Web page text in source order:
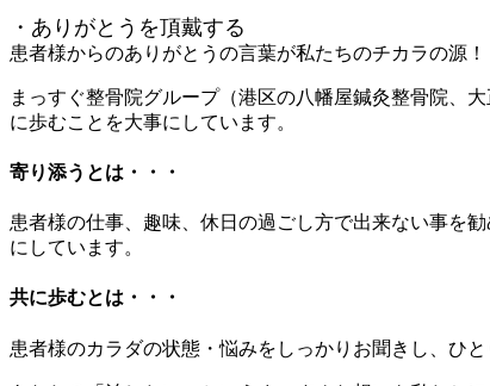
・ありがとうを頂戴する
患者様からのありがとうの言葉が私たちのチカラの源！
まっすぐ整骨院グループ（港区の八幡屋鍼灸整骨院、
に歩むことを大事にしています。
寄り添うとは・・・
患者様の仕事、趣味、休日の過ごし方で出来ない事を
にしています。
共に歩むとは・・・
患者様のカラダの状態・悩みをしっかりお聞きし、ひ